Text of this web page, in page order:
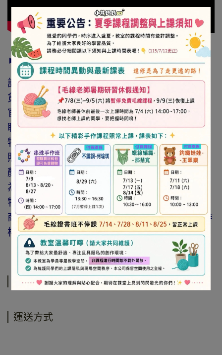
► 注意事項
訂購前請詳閱「線上訂購流程說明」及「退換
貨需知」，謝謝。
官網與門市同步銷售，如遇缺貨會由專人與您
聯繫。
特價商品，會員不再提供折扣優惠。
照片因拍攝光線與螢幕色差而有所差異，實際
顏色與網路呈現略有不同，將以實際出貨商品
為準。
特價品、客訂商品、毛線、緞帶、繩線、零碼
商品、工具、消耗性商品(如膠類…等)，與著作
權商品(如書籍…等)，恕不接受退換貨。
規格說明
運送方式